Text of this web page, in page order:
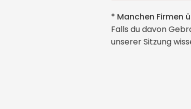
* Manchen Firmen
Falls du davon
unserer Sitzung